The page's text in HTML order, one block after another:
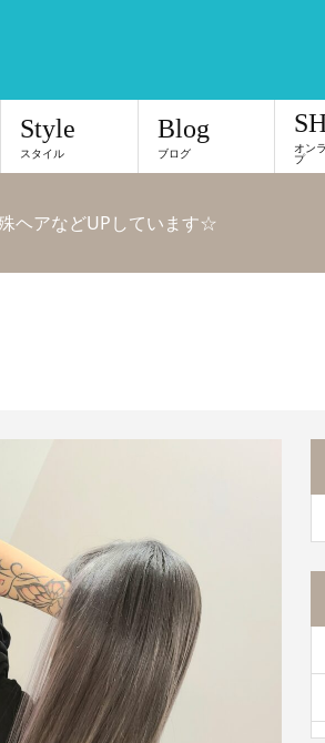
Style
スタイル
Blog
ブログ オン
プ
アなどUPしています☆